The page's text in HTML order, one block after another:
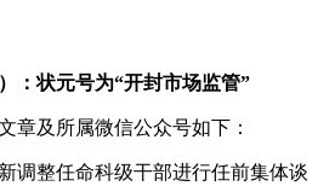
：状元号为“开封市场监管”
及所属微信公众号如下：
整任命科级干部进行任前集体谈